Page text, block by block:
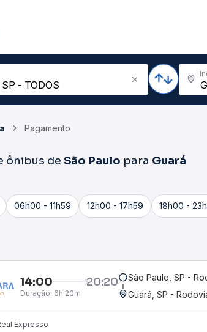
Pagamento
ônibus de São Paulo para Guará
06h00 - 11h59 12h00 - 17h59 18h00 -
14:00 20:20
Duração: 6h 20m
São Paulo, SP -
Guará, SP -
Expresso